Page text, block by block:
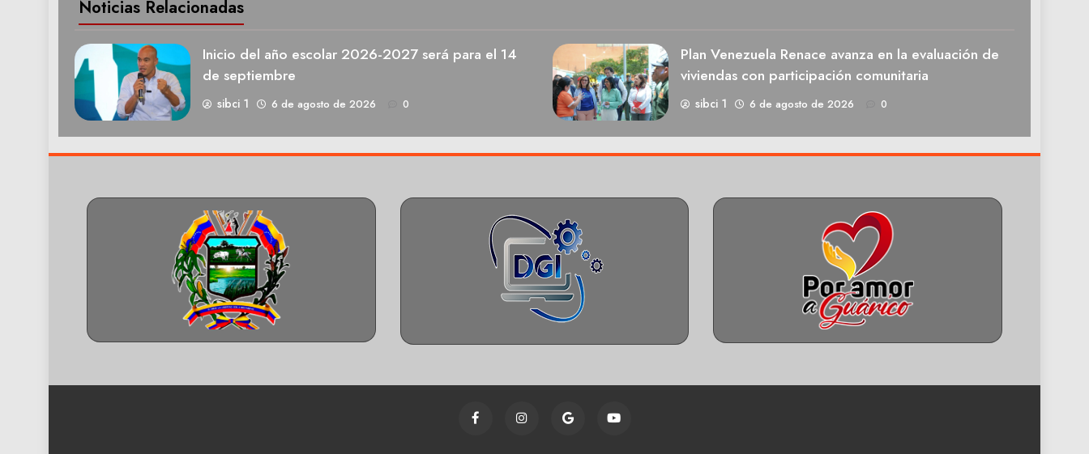
Noticias Relacionadas
Inicio del año escolar 2026-2027 será para el 14
de septiembre
sibci 1 6 de agosto de 2026 0
Plan Venezuela Renace avanza en la evaluación de
viviendas con participación comunitaria
sibci 1 6 de agosto de 2026 0